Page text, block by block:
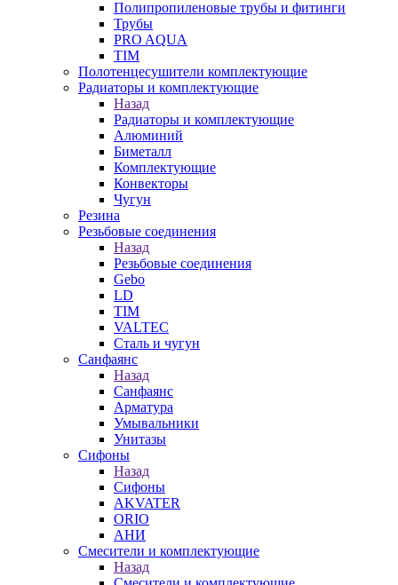
Полипропиленовые трубы и фитинги
Трубы
PRO AQUA
TIM
Полотенцесушители комплектующие
Радиаторы и комплектующие
Назад
Радиаторы и комплектующие
Алюминий
Биметалл
Комплектующие
Конвекторы
Чугун
Резина
Резьбовые соединения
Назад
Резьбовые соединения
Gebo
LD
TIM
VALTEC
Сталь и чугун
Санфаянс
Назад
Санфаянс
Арматура
Умывальники
Унитазы
Сифоны
Назад
Сифоны
AKVATER
ORIO
АНИ
Смесители и комплектующие
Назад